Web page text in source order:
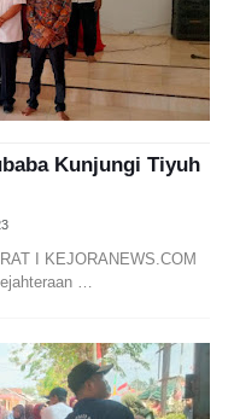
Kunjungi Tiyuh
I KEJORANEWS.COM
…